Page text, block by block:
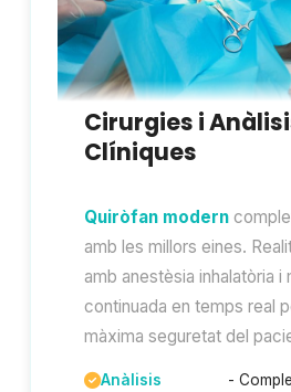
Cirurgies i
Clíniques
Quiròfan modern
amb les millors eines.
amb anestèsia inhalatòria i
continuada en temps real
màxima seguretat del
Anàlisis
-